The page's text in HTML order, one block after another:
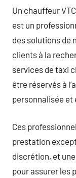
Un chauffeur
est un
des solutions de
clients à la
services de taxi
être réservés à
personnalisée et
Ces
prestation
discrétion, et
pour assurer les